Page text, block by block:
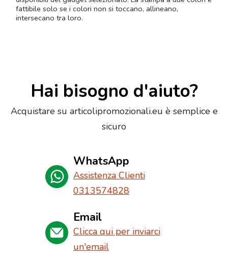
fattibile solo se i colori non si toccano, allineano,
intersecano tra loro.
Hai bisogno d'aiuto?
Acquistare su articolipromozionali.eu è semplice e
sicuro
WhatsApp
Assistenza Clienti
0313574828
Email
Clicca qui per inviarci
un'email